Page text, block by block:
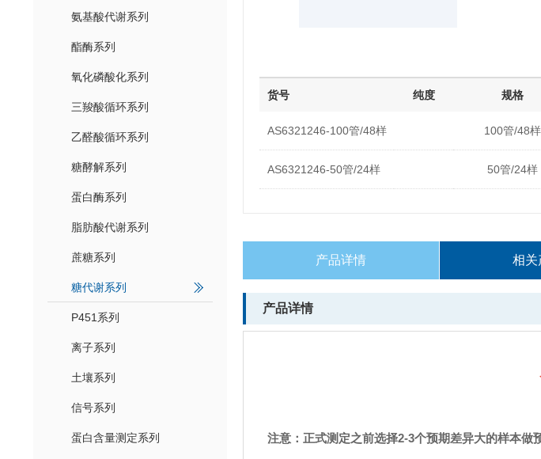
氨基酸代谢系列
酯酶系列
氧化磷酸化系列
三羧酸循环系列
乙醛酸循环系列
糖酵解系列
蛋白酶系列
脂肪酸代谢系列
蔗糖系列
糖代谢系列
P451系列
离子系列
土壤系列
信号系列
蛋白含量测定系列
货号 纯度 规格
AS6321246-100管/48样 100管/48样
AS6321246-50管/24样 50管/24样
产品详情 相关
产品详情
注意：正式测定之前选择2-3个预期差异大的样本做